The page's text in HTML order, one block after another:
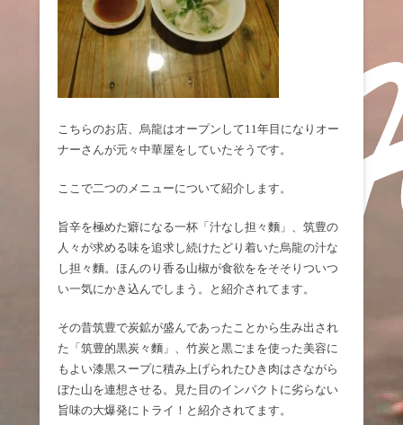
こちらのお店、烏龍はオープンして11年目になりオー
ナーさんが元々中華屋をしていたそうです。
ここで二つのメニューについて紹介します。
旨辛を極めた癖になる一杯「汁なし担々麵」、筑豊の
人々が求める味を追求し続けたどり着いた烏龍の汁な
し担々麵。ほんのり香る山椒が食欲ををそそりついつ
い一気にかき込んでしまう。と紹介されてます。
その昔筑豊で炭鉱が盛んであったことから生み出され
た「筑豊的黒炭々麵」、竹炭と黒ごまを使った美容に
もよい漆黒スープに積み上げられたひき肉はさながら
ぼた山を連想させる。見た目のインパクトに劣らない
旨味の大爆発にトライ！と紹介されてます。